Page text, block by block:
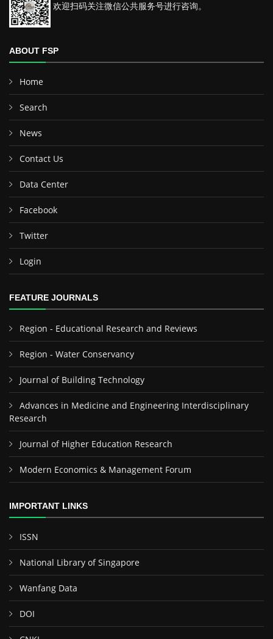
欢迎扫码关注微信公共服务号进行咨询。
ABOUT FSP
Home
Search
News
Contact Us
Data Center
Facebook
Twitter
Login
FEATURE JOURNALS
Region - Educational Research and Reviews
Region - Water Conservancy
Journal of Building Technology
Advances in Medicine and Engineering Interdisciplinary
Research
Journal of Higher Education Research
Modern Economics & Management Forum
IMPORTANT LINKS
ISSN
National Library of Singapore
Wanfang Data
DOI